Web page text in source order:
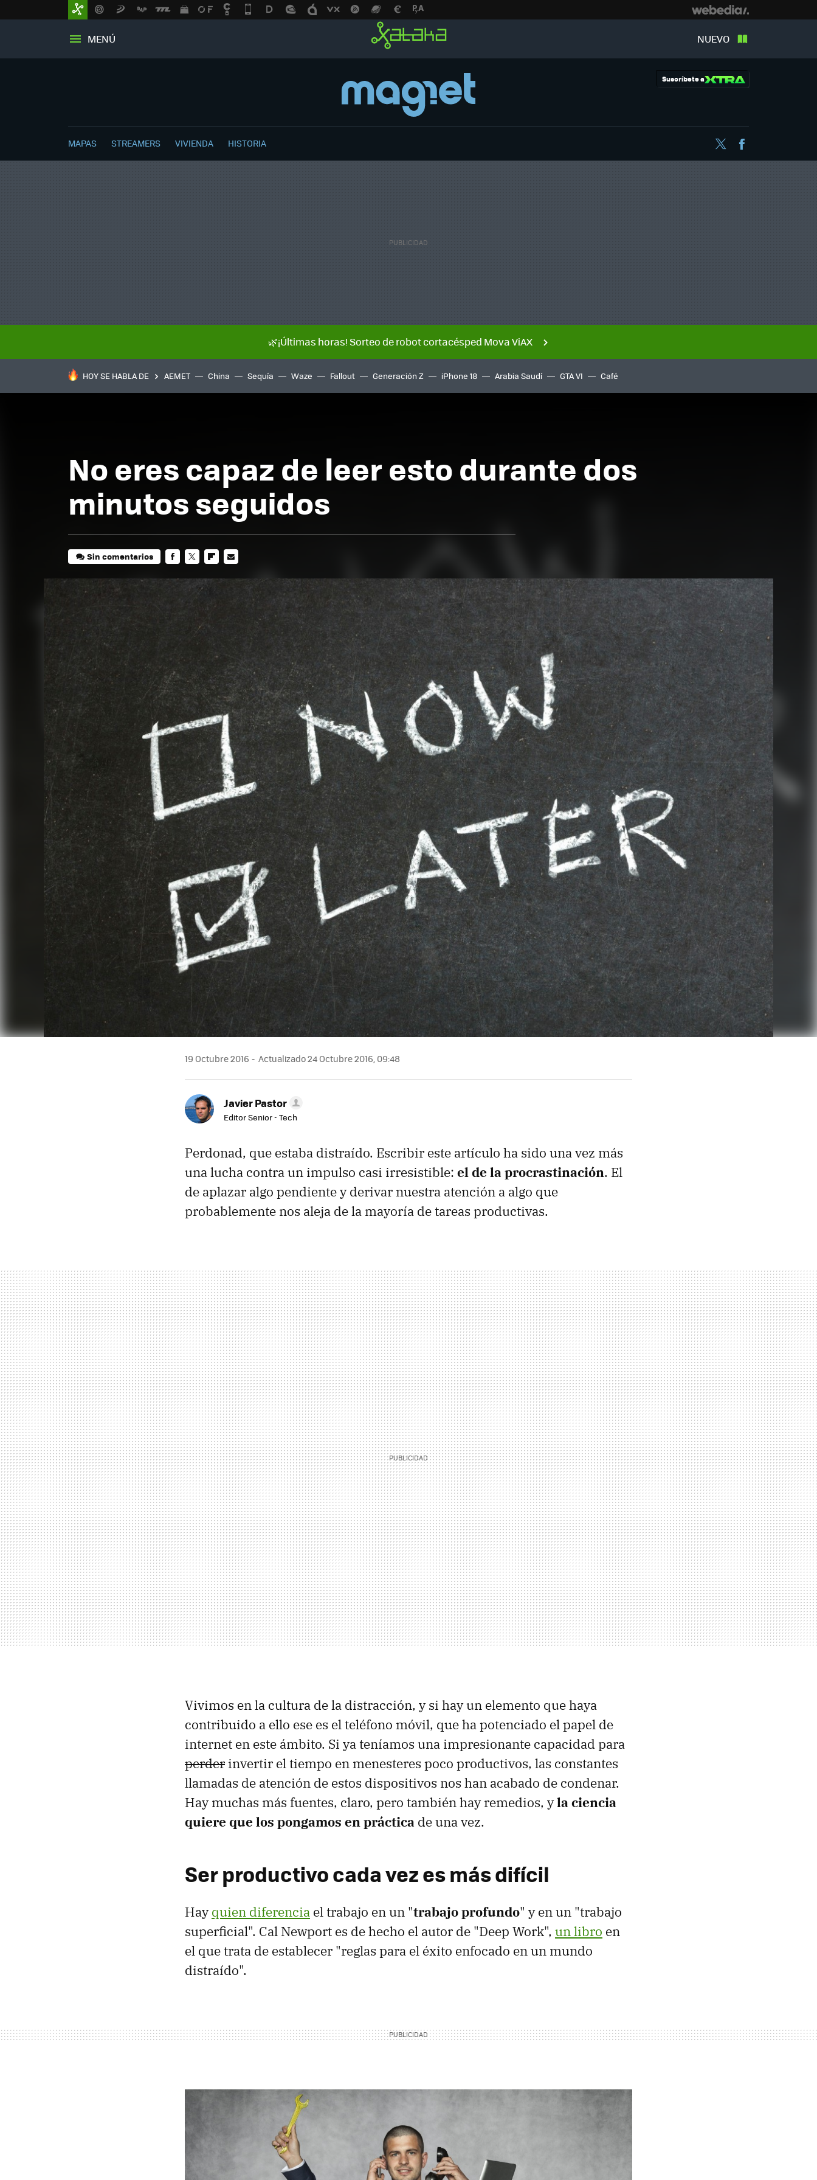
MENÚ NUEVO
Suscríbete a
MAPAS STREAMERS VIVIENDA HISTORIA Twitter
🌿¡Últimas horas! Sorteo de robot cortacésped Mova ViAX
HOY SE HABLA DE AEMET China Sequía Waze Fallout Generación Z iPhone 18 Arabia Saudí GTA VI Café
No eres capaz de leer esto durante dos
minutos seguidos
Sin comentarios
19 Octubre 2016 Actualizado 24 Octubre 2016, 09:48
Javier Pastor
Editor Senior - Tech
Perdonad, que estaba distraído. Escribir este artículo ha sido una vez más
una lucha contra un impulso casi irresistible: el de la procrastinación. El
de aplazar algo pendiente y derivar nuestra atención a algo que
probablemente nos aleja de la mayoría de tareas productivas.
Vivimos en la cultura de la distracción, y si hay un elemento que haya
contribuido a ello ese es el teléfono móvil, que ha potenciado el papel de
internet en este ámbito. Si ya teníamos una impresionante capacidad para
perder invertir el tiempo en menesteres poco productivos, las constantes
llamadas de atención de estos dispositivos nos han acabado de condenar.
Hay muchas más fuentes, claro, pero también hay remedios, yla ciencia
quiere que los pongamos en práctica de una vez.
Ser productivo cada vez es más difícil
Hayquien diferencia el trabajo en un "trabajo profundo" y en un "trabajo
superficial". Cal Newport es de hecho el autor de "Deep Work", un libro en
el que trata de establecer "reglas para el éxito enfocado en un mundo
distraído".